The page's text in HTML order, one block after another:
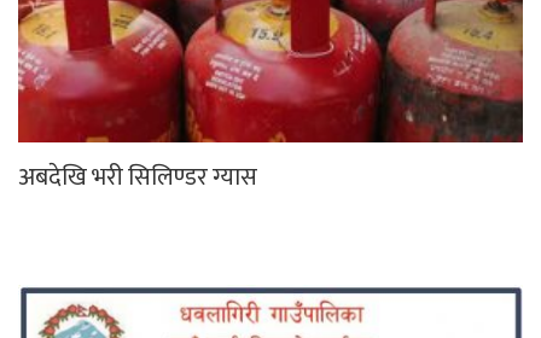
अबदेखि भरी सिलिण्डर ग्यास